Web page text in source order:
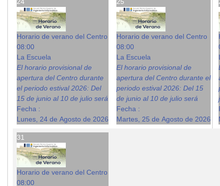
Horario de verano del Centro
08:00
La Escuela
El horario provisional de
apertura del Centro durante
el periodo estival 2026: Del
15 de junio al 10 de julio será
Fecha :
Lunes, 24 de Agosto de 2026
Horario de verano del Centro
08:00
La Escuela
El horario provisional de
apertura del Centro durante el
periodo estival 2026: Del 15
de junio al 10 de julio será
Fecha :
Martes, 25 de Agosto de 2026
31
Horario de verano del Centro
08:00